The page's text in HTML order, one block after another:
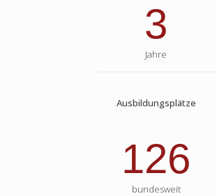
3
Jahre
Ausbildungsplätze
126
bundesweit